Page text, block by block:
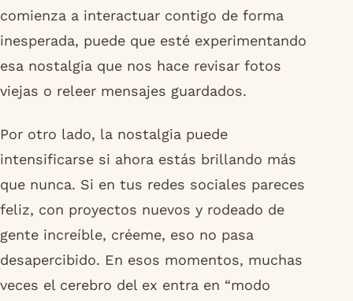
comienza a interactuar contigo de forma
inesperada, puede que esté experimentando
esa nostalgia que nos hace revisar fotos
viejas o releer mensajes guardados.
Por otro lado, la nostalgia puede
intensificarse si ahora estás brillando más
que nunca. Si en tus redes sociales pareces
feliz, con proyectos nuevos y rodeado de
gente increíble, créeme, eso no pasa
desapercibido. En esos momentos, muchas
veces el cerebro del ex entra en “modo